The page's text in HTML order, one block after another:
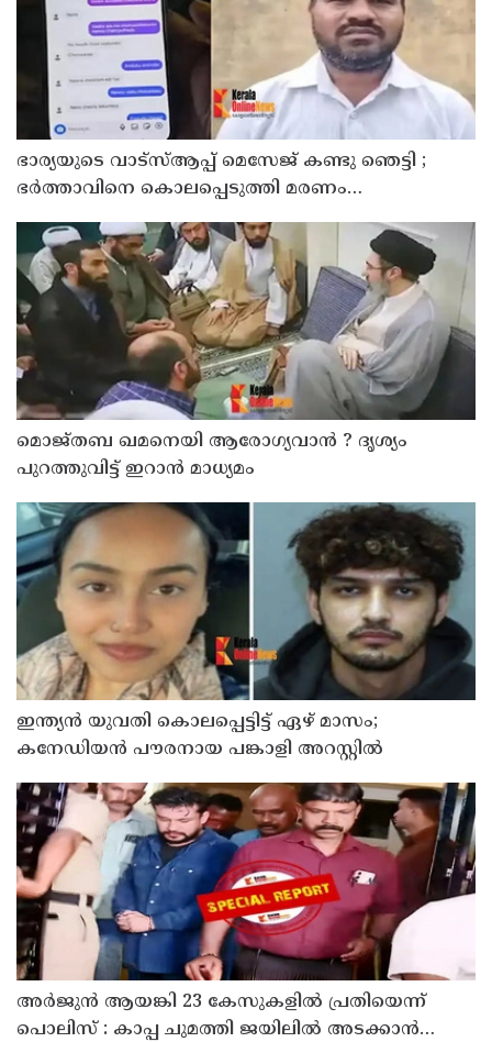
ഭാര്യയുടെ വാട്സ്ആപ്പ് മെസേജ് കണ്ടു ഞെട്ടി ;
ഭര്‍ത്താവിനെ കൊലപ്പെടുത്തി മരണം
പദ്ധതിയിട്ട യുവതിയും സുഹൃത്തും ഒളിവില്‍
മൊജ്തബ ഖമനെയി ആരോഗ്യവാന്‍ ? ദൃശ്യം
പുറത്തുവിട്ട് ഇറാന്‍ മാധ്യമം
ഇന്ത്യന്‍ യുവതി കൊലപ്പെട്ടിട്ട് ഏഴ് മാസം;
കനേഡിയന്‍ പൗരനായ പങ്കാളി അറസ്റ്റില്‍
അര്‍ജുന്‍ ആയങ്കി 23 കേസുകളില്‍ പ്രതിയെന്ന്
പൊലിസ് : കാപ്പ ചുമത്തി ജയിലില്‍ അടക്കാന്‍